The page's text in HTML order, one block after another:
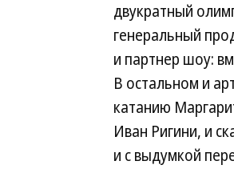
двукратный
генеральный
и партнер шоу:
В остальном и
катанию
Иван Ригини, и
и с выдумкой